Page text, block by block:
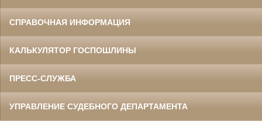
СПРАВОЧНАЯ ИНФОРМАЦИЯ
КАЛЬКУЛЯТОР ГОСПОШЛИНЫ
ПРЕСС-СЛУЖБА
УПРАВЛЕНИЕ СУДЕБНОГО ДЕПАРТАМЕНТА